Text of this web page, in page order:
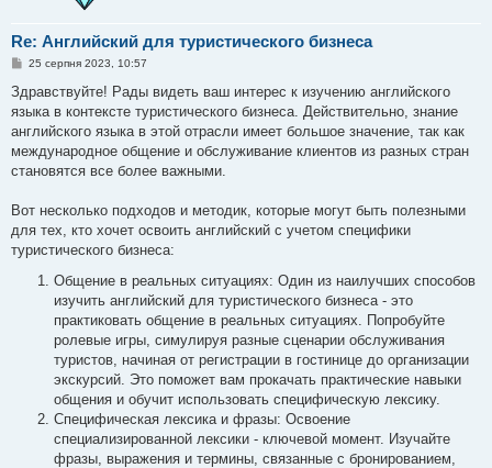
Re: Английский для туристического бизнеса
П
в
д
о
л
е
я
25 серпня 2023, 10:57
Здравствуйте! Рады видеть ваш интерес к изучению английского
языка в контексте туристического бизнеса. Действительно, знание
английского языка в этой отрасли имеет большое значение, так как
международное общение и обслуживание клиентов из разных стран
становятся все более важными.
Вот несколько подходов и методик, которые могут быть полезными
для тех, кто хочет освоить английский с учетом специфики
туристического бизнеса:
Общение в реальных ситуациях: Один из наилучших способов
изучить английский для туристического бизнеса - это
практиковать общение в реальных ситуациях. Попробуйте
ролевые игры, симулируя разные сценарии обслуживания
туристов, начиная от регистрации в гостинице до организации
экскурсий. Это поможет вам прокачать практические навыки
общения и обучит использовать специфическую лексику.
Специфическая лексика и фразы: Освоение
специализированной лексики - ключевой момент. Изучайте
фразы, выражения и термины, связанные с бронированием,